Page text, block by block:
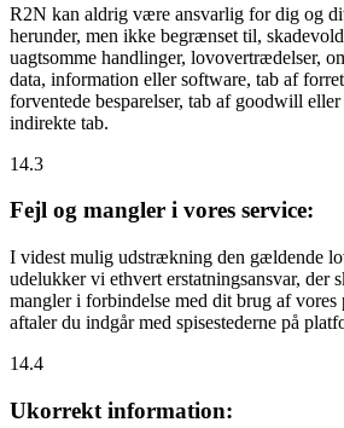
R2N kan aldrig være ansvarlig for dig og
herunder, men ikke begrænset til,
uagtsomme handlinger, lovovertrædelser,
data, information eller software, tab af
forventede besparelser, tab af goodwill
indirekte tab.
14.3
Fejl og mangler i vores service:
I videst mulig udstrækning den gældende
udelukker vi ethvert erstatningsansvar, der
mangler i forbindelse med dit brug af
aftaler du indgår med spisestederne på
14.4
Ukorrekt information: